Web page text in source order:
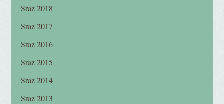
Sraz 2018
Sraz 2017
Sraz 2016
Sraz 2015
Sraz 2014
Sraz 2013